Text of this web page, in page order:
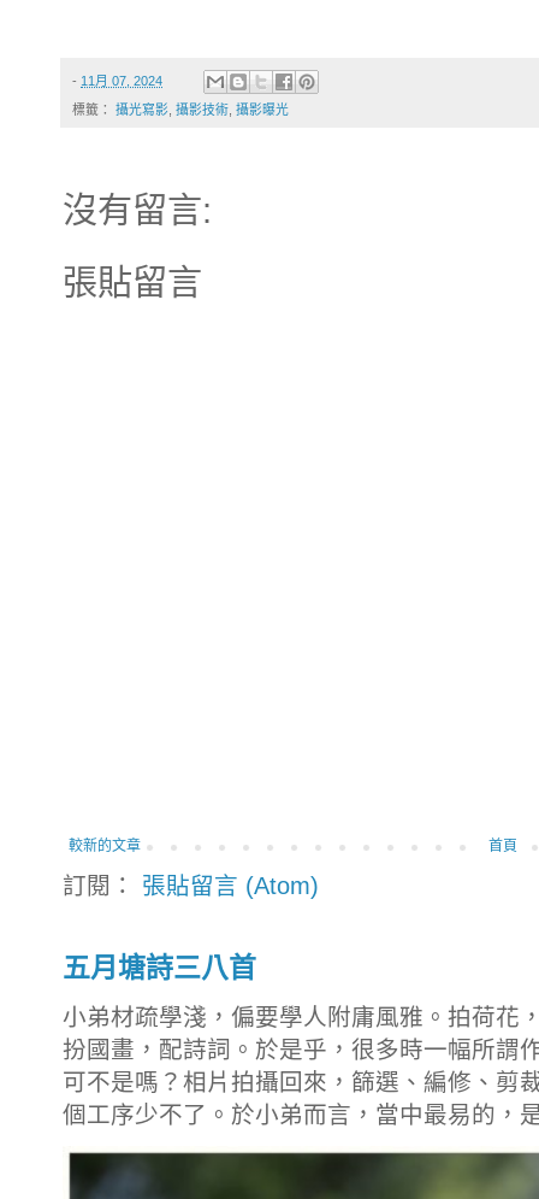
- 11月 07, 2024
標籤： 攝光寫影 攝影技術 攝影曝光
沒有留言:
張貼留言
較新的文章 首頁
訂閱： 張貼留言 (Atom)
五月塘詩三八首
小弟材疏學淺，偏要學人附庸風雅。拍荷花
扮國畫，配詩詞。於是乎，很多時一幅所謂
可不是嗎？相片拍攝回來，篩選、編修、剪
個工序少不了。於小弟而言，當中最易的，